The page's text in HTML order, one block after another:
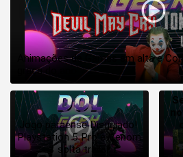
Animações de Games em alta e
graça do ano
Jogo paraense Disguiado!
Playstation 5 Pro e Venom
3 solta trailer